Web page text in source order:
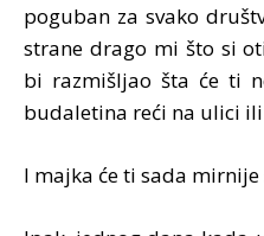
poguban za svako
strane drago mi što si
bi razmišljao šta će ti
budaletina reći na ulici
I majka će ti sada mirnije